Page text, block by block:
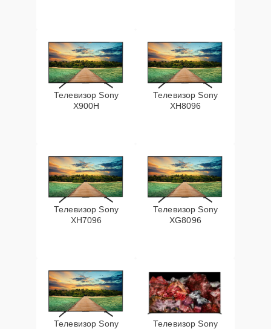
Телевизор Sony
X900H
Телевизор Sony
XH8096
Телевизор Sony
XH7096
Телевизор Sony
XG8096
Телевизор Sony
Телевизор Sony